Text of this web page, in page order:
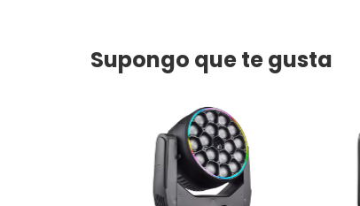
Supongo que te gusta